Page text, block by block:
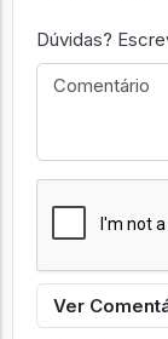
Dúvidas?
Ver